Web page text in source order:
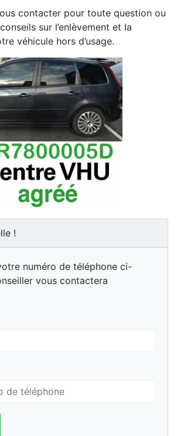
contacter pour toute question ou
sur l’enlèvement et la
véhicule hors d’usage.
!
numéro de téléphone ci-
vous contactera